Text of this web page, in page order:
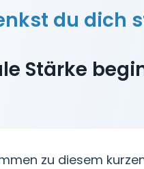
du dich
Stärke
zu diesem